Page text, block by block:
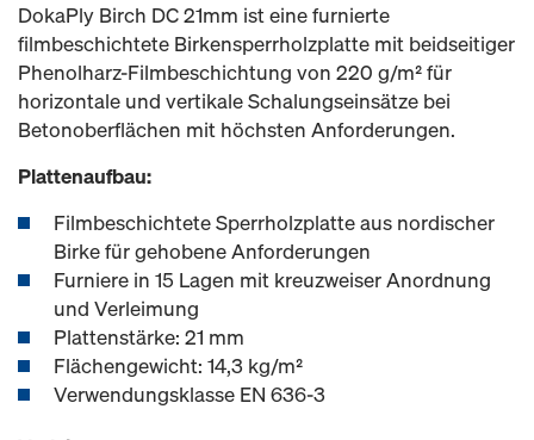
DokaPly Birch DC 21mm ist eine furnierte
filmbeschichtete Birkensperrholzplatte mit beidseitiger
Phenolharz-Filmbeschichtung von 220 g/m² für
horizontale und vertikale Schalungseinsätze bei
Betonoberflächen mit höchsten Anforderungen.
Plattenaufbau:
Filmbeschichtete Sperrholzplatte aus nordischer
Birke für gehobene Anforderungen
Furniere in 15 Lagen mit kreuzweiser Anordnung
und Verleimung
Plattenstärke: 21 mm
Flächengewicht: 14,3 kg/m²
Verwendungsklasse EN 636-3